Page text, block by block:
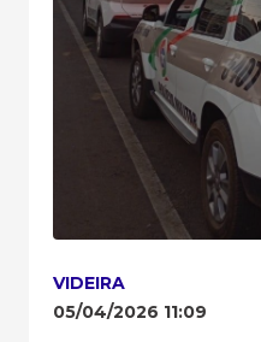
VIDEIRA
05/04/2026 11:09